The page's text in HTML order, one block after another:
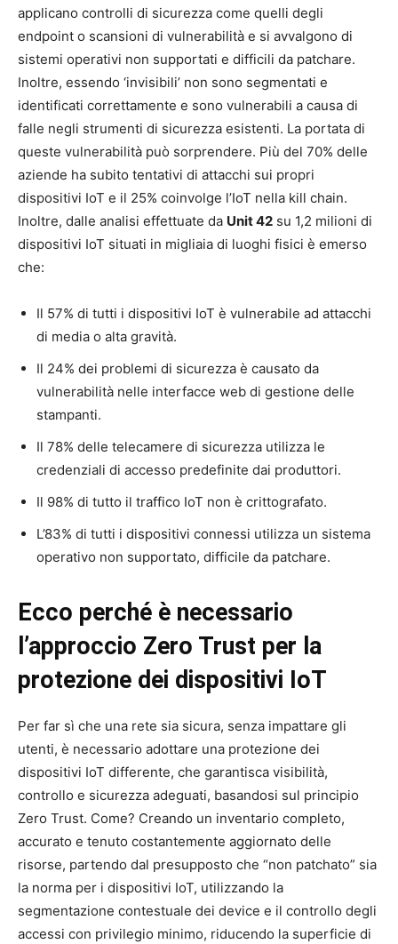
applicano controlli di sicurezza come quelli degli
endpoint o scansioni di vulnerabilità e si avvalgono di
sistemi operativi non supportati e difficili da patchare.
Inoltre, essendo ‘invisibili’ non sono segmentati e
identificati correttamente e sono vulnerabili a causa di
falle negli strumenti di sicurezza esistenti. La portata di
queste vulnerabilità può sorprendere. Più del 70% delle
aziende ha subito tentativi di attacchi sui propri
dispositivi IoT e il 25% coinvolge l’IoT nella kill chain.
Inoltre, dalle analisi effettuate da Unit 42 su 1,2 milioni di
dispositivi IoT situati in migliaia di luoghi fisici è emerso
che:
Il 57% di tutti i dispositivi IoT è vulnerabile ad attacchi
di media o alta gravità.
Il 24% dei problemi di sicurezza è causato da
vulnerabilità nelle interfacce web di gestione delle
stampanti.
Il 78% delle telecamere di sicurezza utilizza le
credenziali di accesso predefinite dai produttori.
Il 98% di tutto il traffico IoT non è crittografato.
L’83% di tutti i dispositivi connessi utilizza un sistema
operativo non supportato, difficile da patchare.
Ecco perché è necessario
l’approccio Zero Trust per la
protezione dei dispositivi IoT
Per far sì che una rete sia sicura, senza impattare gli
utenti, è necessario adottare una protezione dei
dispositivi IoT differente, che garantisca visibilità,
controllo e sicurezza adeguati, basandosi sul principio
Zero Trust. Come? Creando un inventario completo,
accurato e tenuto costantemente aggiornato delle
risorse, partendo dal presupposto che “non patchato” sia
la norma per i dispositivi IoT, utilizzando la
segmentazione contestuale dei device e il controllo degli
accessi con privilegio minimo, riducendo la superficie di